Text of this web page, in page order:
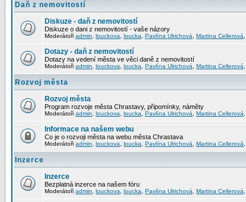
Daň z nemovitostí
Diskuze - daň z nemovitostí
Diskuze o dani z nemovitostí - vaše názory
Moderátoři admin louckova loucka Pavlína Ulrichová Martina Cellerová
Dotazy - daň z nemovitostí
Dotazy na vedení města ve věci daně z nemovitostí
Moderátoři admin louckova loucka Pavlína Ulrichová Martina Cellerová
Rozvoj města
Rozvoj města
Program rozvoje města Chrastavy, připomínky, náměty
Moderátoři admin louckova loucka Pavlína Ulrichová Martina Cellerová
Informace na našem webu
Co je o rozvoji města na webu města Chrastava
Moderátoři admin louckova loucka Pavlína Ulrichová Martina Cellerová
Inzerce
Inzerce
Bezplatná inzerce na našem fóru
Moderátoři admin louckova loucka Pavlína Ulrichová Martina Cellerová